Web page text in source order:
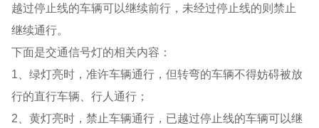
越过停止线的车辆可以继续前行，未经过停止线的则禁止
继续通行。
下面是交通信号灯的相关内容：
1、绿灯亮时，准许车辆通行，但转弯的车辆不得妨碍被放
行的直行车辆、行人通行；
2、黄灯亮时，禁止车辆通行，已越过停止线的车辆可以继